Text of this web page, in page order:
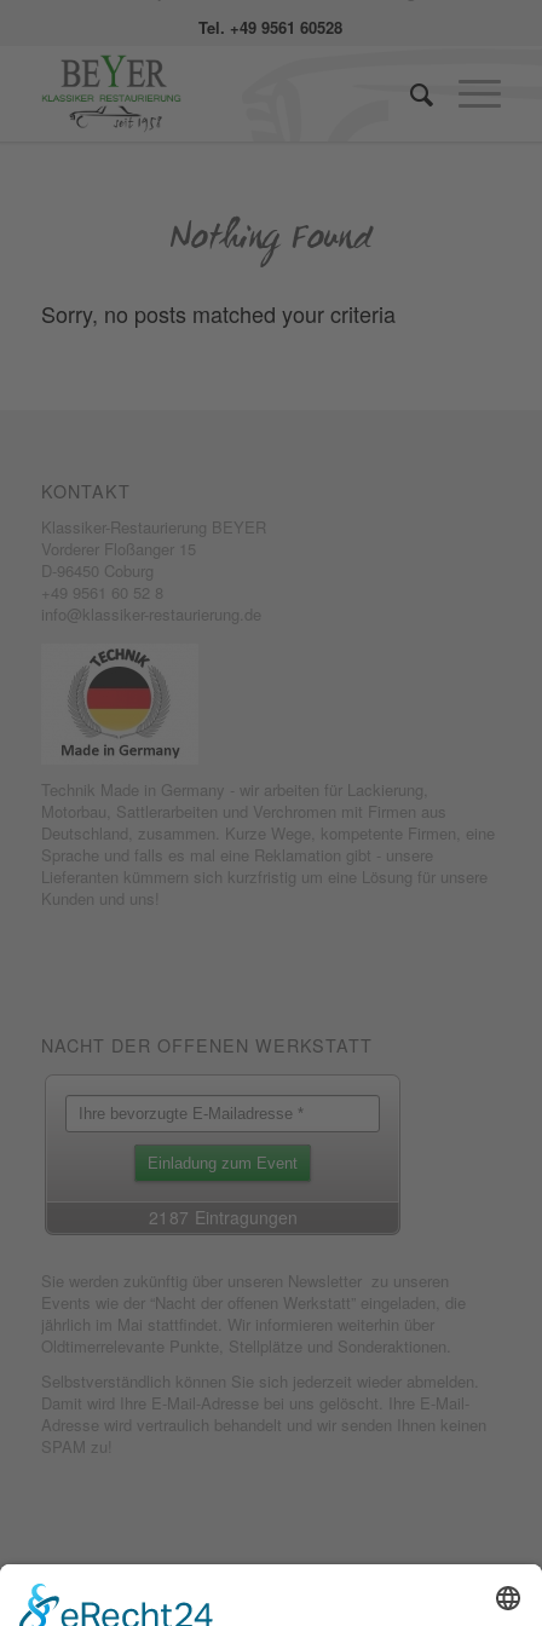
Tel. +49 9561 60528
Nothing Found
Sorry, no posts matched your criteria
KONTAKT
Klassiker-Restaurierung BEYER
Vorderer Floßanger 15
D-96450 Coburg
+49 9561 60 52 8
info@klassiker-restaurierung.de
Technik Made in Germany - wir arbeiten für Lackierung,
Motorbau, Sattlerarbeiten und Verchromen mit Firmen aus
Deutschland, zusammen. Kurze Wege, kompetente Firmen, eine
Sprache und falls es mal eine Reklamation gibt - unsere
Lieferanten kümmern sich kurzfristig um eine Lösung für unsere
Kunden und uns!
NACHT DER OFFENEN WERKSTATT
Sie werden zukünftig über unseren Newsletter zu unseren
Events wie der “Nacht der offenen Werkstatt” eingeladen, die
jährlich im Mai stattfindet. Wir informieren weiterhin über
Oldtimerrelevante Punkte, Stellplätze und Sonderaktionen.
Selbstverständlich können Sie sich jederzeit wieder abmelden.
Damit wird Ihre E-Mail-Adresse bei uns gelöscht. Ihre E-Mail-
Adresse wird vertraulich behandelt und wir senden Ihnen keinen
SPAM zu!